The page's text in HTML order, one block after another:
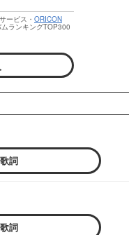
ービス・ ORICON
ランキングTOP300
歌詞
歌詞